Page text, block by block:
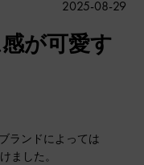
が可愛す
ランドによっては
ました。
公
2025-08-29